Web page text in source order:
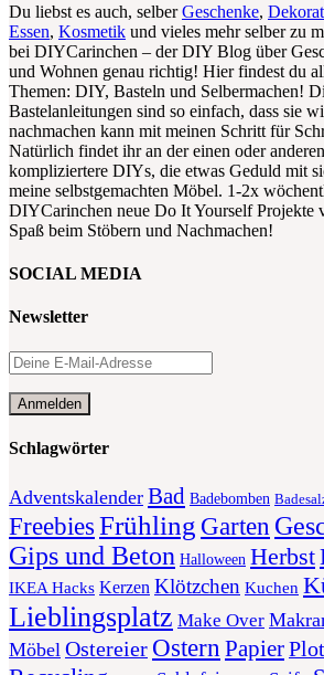
Du liebst es auch, selberGeschenke,
Essen, Kosmetik und vieles mehr selber zu
bei DIYCarinchen – der DIY Blog über
und Wohnen genau richtig! Hier findest du
Themen: DIY, Basteln und Selbermachen!
Bastelanleitungen sind so einfach, dass sie
nachmachen kann mit meinen Schritt für
Natürlich findet ihr an der einen oder
kompliziertere DIYs, die etwas Geduld mit
meine selbstgemachten Möbel. 1-2x
DIYCarinchen neue Do It Yourself Projekte
Spaß beim Stöbern und Nachmachen!
SOCIAL MEDIA
Newsletter
Schlagwörter
Adventskalender Bad Badebomben
FreebiesFrühling Garten
Gips und Beton Halloween Herbst
IKEA Hacks Kerzen Klötzchen Kuchen
Lieblingsplatz Make Over
Möbel Ostereier Ostern Papier